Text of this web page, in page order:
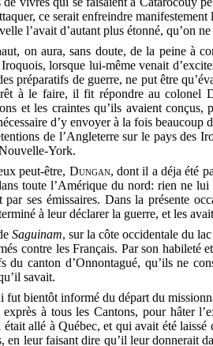
ce serait enfreindre
l’avait d’autant plus étonné, qu’on
on aura, sans doute, de la peine à
lorsque lui-même venait
préparatifs de guerre, ne put être
à le faire, il fit répondre au colonel
et les craintes qu’ils avaient
d’y envoyer à la fois
de l’Angleterre sur le pays des
York.
peut-être, Dungan, dont il a déja été
toute l’Amérique du nord: rien ne
ses émissaires. Dans la présente
à leur déclarer la guerre, et les
Saguinam, sur la côte occidentale du
contre les Français. Par son
du canton d’Onnontagué, qu’ils ne
savait.
fut bientôt informé du départ du
à tous les Cantons, pour hâter
allé à Québec, et qui avait été
leur faisant dire qu’il leur donnerait